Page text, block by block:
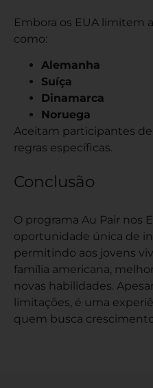
Embora os EUA limitem
como:
Alemanha
Suíça
Dinamarca
Noruega
Aceitam participantes
regras específicas.
Conclusão
O programa Au Pair nos
oportunidade única de
permitindo aos jovens
família americana,
novas habilidades.
limitações, é uma
quem busca